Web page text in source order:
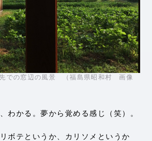
での窓辺の風景 （福島県昭和村 画像
わかる。夢から覚める感じ（笑）。
ボテというか、カリソメというか